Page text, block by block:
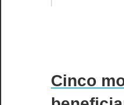
Cinco